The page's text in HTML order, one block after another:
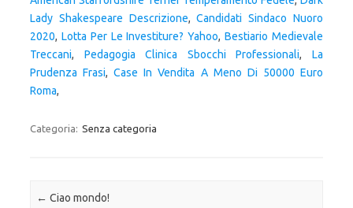
Lady Shakespeare Descrizione,Candidati Sindaco Nuoro
2020, Lotta Per Le Investiture? Yahoo,Bestiario Medievale
Treccani, Pedagogia Clinica Sbocchi Professionali,La
Prudenza Frasi,Case In Vendita A Meno Di 50000 Euro
Roma,
Categoria: Senza categoria
Navigazione articolo
← Ciao mondo!